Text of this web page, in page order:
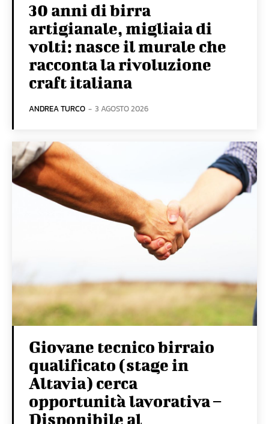
30 anni di birra
artigianale, migliaia di
volti: nasce il murale che
racconta la rivoluzione
craft italiana
ANDREA TURCO - 3 AGOSTO 2026
Giovane tecnico birraio
qualificato (stage in
Altavia) cerca
opportunità lavorativa –
Disponibile al